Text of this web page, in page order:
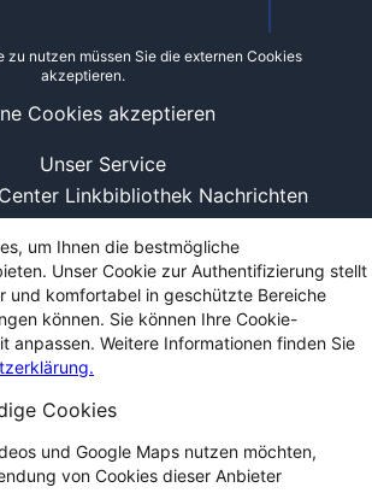
Unser Service
Linkbibliothek Nachrichten
zu nutzen müssen Sie die externen Cookies
akzeptieren.
Cookies akzeptieren
um Ihnen die bestmögliche
Unser Cookie zur Authentifizierung stellt
und komfortabel in geschützte Bereiche
können. Sie können Ihre Cookie-
anpassen. Weitere Informationen finden Sie
Cookies
und Google Maps nutzen möchten,
von Cookies dieser Anbieter